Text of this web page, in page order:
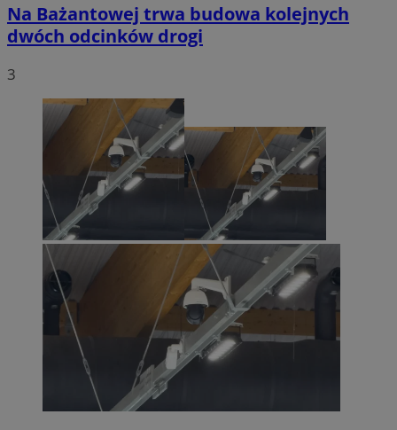
Na Bażantowej trwa budowa kolejnych
dwóch odcinków drogi
3